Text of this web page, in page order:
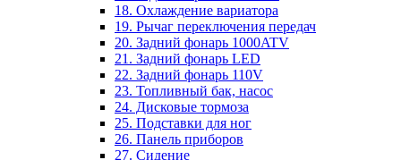
18. Охлаждение вариатора
19. Рычаг переключения передач
20. Задний фонарь 1000ATV
21. Задний фонарь LED
22. Задний фонарь 110V
23. Топливный бак, насос
24. Дисковые тормоза
25. Подставки для ног
26. Панель приборов
27. Сидение